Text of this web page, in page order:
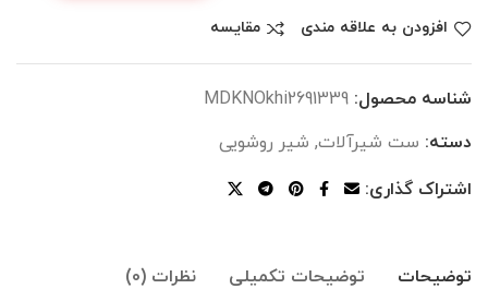
افزودن به علاقه مندی مقایسه
شناسه محصول: MDKNOkhi2691339
دسته: ست شیرآلات, شیر روشویی
اشتراک گذاری:
توضیحات توضیحات تکمیلی نظرات (0)